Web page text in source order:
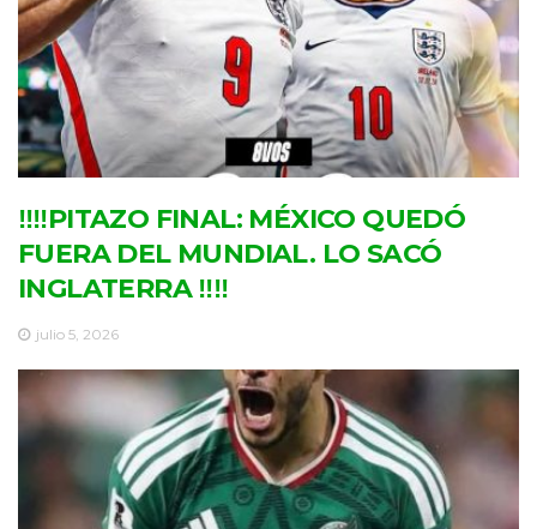
‼‼PITAZO FINAL: MÉXICO QUEDÓ
FUERA DEL MUNDIAL. LO SACÓ
INGLATERRA ‼‼
julio 5, 2026